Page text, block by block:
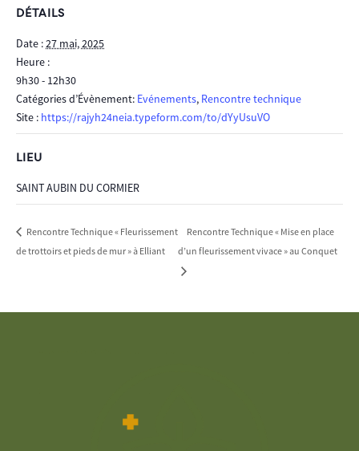
DÉTAILS
Date :27 mai, 2025
Heure :
9h30 - 12h30
Catégories d’Évènement: Evénements, Rencontre technique
Site : https://rajyh24neia.typeform.com/to/dYyUsuVO
LIEU
SAINT AUBIN DU CORMIER
Rencontre Technique « Fleurissement
de trottoirs et pieds de mur » à Elliant
Rencontre Technique « Mise en place
d’un fleurissement vivace » au Conquet